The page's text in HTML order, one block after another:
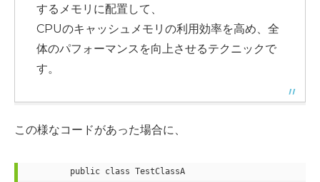
するメモリに配置して、
CPUのキャッシュメモリの利用効率を高め、全
体のパフォーマンスを向上させるテクニックで
す。
この様なコードがあった場合に、
public class TestClassA